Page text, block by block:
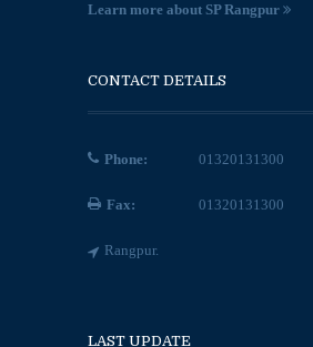
Learn more about SP Rangpur
CONTACT DETAILS
Phone: 01320131300
Fax: 01320131300
Rangpur.
LAST UPDATE